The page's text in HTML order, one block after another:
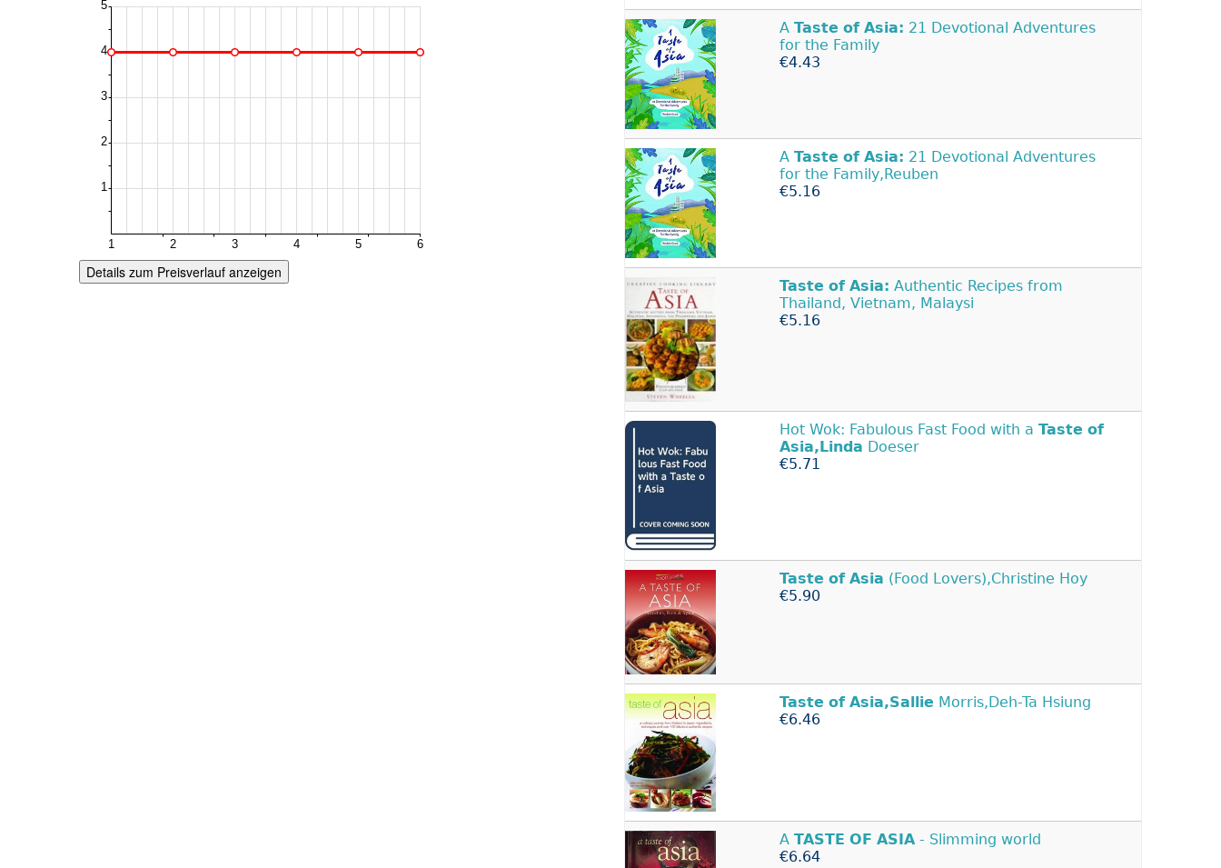
Details zum Preisverlauf anzeigen
A Taste of Asia: 21 Devotional Adventures
for the Family
€4.43
A Taste of Asia: 21 Devotional Adventures
for the Family,Reuben
€5.16
Taste of Asia: Authentic Recipes from
Thailand, Vietnam, Malaysi
€5.16
Hot Wok: Fabulous Fast Food with a Taste of
Asia,Linda Doeser
€5.71
Taste of Asia (Food Lovers),Christine Hoy
€5.90
Taste of Asia,Sallie Morris,Deh-Ta Hsiung
€6.46
A TASTE OF ASIA - Slimming world
€6.64